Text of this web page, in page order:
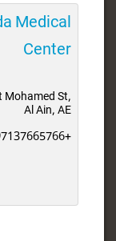
Medical
Center
Mohamed St,
Al Ain, AE
+97137665766